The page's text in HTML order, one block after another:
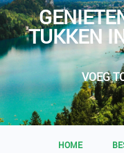
TUKKEN
VOEG
HOME